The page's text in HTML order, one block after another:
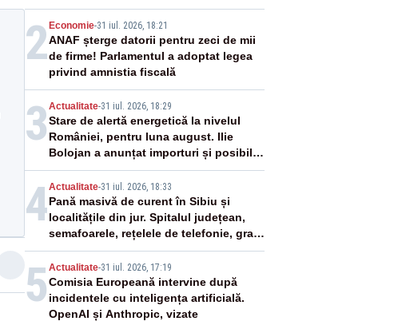
2 Economie-31 iul. 2026, 18:21
ANAF șterge datorii pentru zeci de mii
de firme! Parlamentul a adoptat legea
privind amnistia fiscală
3 Actualitate-31 iul. 2026, 18:29
Stare de alertă energetică la nivelul
României, pentru luna august. Ilie
Bolojan a anunțat importuri și posibile
restricții – VIDEO
4Actualitate-31 iul. 2026, 18:33
Pană masivă de curent în Sibiu și
localitățile din jur. Spitalul județean,
semafoarele, rețelele de telefonie, grav
afectate
5 Actualitate-31 iul. 2026, 17:19
Comisia Europeană intervine după
incidentele cu inteligența artificială.
OpenAI și Anthropic, vizate